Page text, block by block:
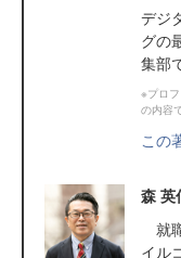
デジ
グの
集部
※プロ
の内容
この
森 英
就
イル